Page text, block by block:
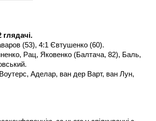
глядачі.
(53), 4:1 Євтушенко (60).
Рац, Яковенко (Балтача, 82), Баль,
Аделар, ван дер Варт, ван Лун,